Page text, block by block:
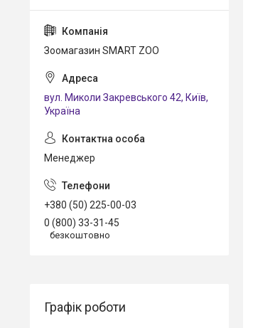
Зоомагазин SMART ZOO
вул. Миколи Закревського 42, Київ,
Україна
Менеджер
+380 (50) 225-00-03
0 (800) 33-31-45
безкоштовно
Графік роботи